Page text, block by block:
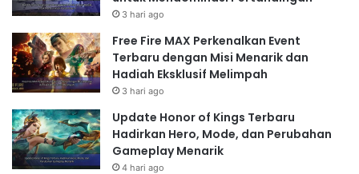
3 hari ago
Free Fire MAX Perkenalkan Event
Terbaru dengan Misi Menarik dan
Hadiah Eksklusif Melimpah
3 hari ago
Update Honor of Kings Terbaru
Hadirkan Hero, Mode, dan Perubahan
Gameplay Menarik
4 hari ago